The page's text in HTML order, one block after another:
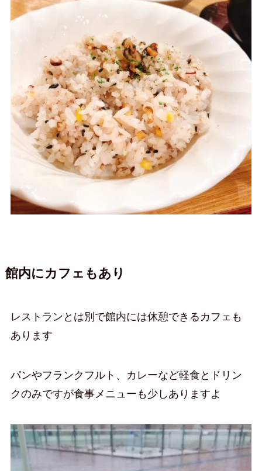
館内にカフェもあり
レストランとは別で館内には休憩できるカフェも
あります
パンやフランクフルト、カレーなど軽食とドリン
クのみですが食事メニューも少しありますよ